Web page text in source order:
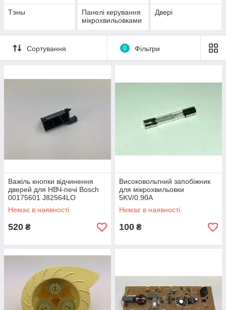
Тэны
Панелі керування
мікрохвильовками
Двері
Сортування 0 Фільтри
Важіль кнопки відчинення
дверей для НВЧ-печі Bosch
00175601 J82564LO
Немає в наявності
520 ₴
Високовольтний запобіжник
для мікрохвильовки
5KV/0.90A
Немає в наявності
100 ₴